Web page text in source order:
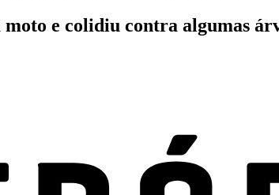
e colidiu contra algumas